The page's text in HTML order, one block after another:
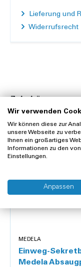
Lieferung und
Widerrufsrecht
Zubehör
MEDELA
Einweg-
Medela
Wir verwenden
Wir können diese zur
unsere Webseite zu
Ihnen ein großartiges
Informationen zu den
Einstellungen.
Anpassen